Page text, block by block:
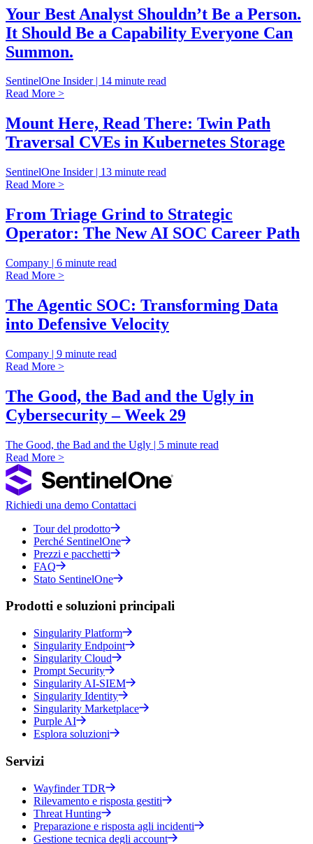
Your Best Analyst Shouldn’t Be a Person.
It Should Be a Capability Everyone Can
Summon.
SentinelOne Insider | 14 minute read
Read More >
Mount Here, Read There: Twin Path
Traversal CVEs in Kubernetes Storage
SentinelOne Insider | 13 minute read
Read More >
From Triage Grind to Strategic
Operator: The New AI SOC Career Path
Company | 6 minute read
Read More >
The Agentic SOC: Transforming Data
into Defensive Velocity
Company | 9 minute read
Read More >
The Good, the Bad and the Ugly in
Cybersecurity – Week 29
The Good, the Bad and the Ugly | 5 minute read
Read More >
Richiedi una demo Contattaci
Tour del prodotto
Perché SentinelOne
Prezzi e pacchetti
FAQ
Stato SentinelOne
Prodotti e soluzioni principali
Singularity Platform
Singularity Endpoint
Singularity Cloud
Prompt Security
Singularity AI-SIEM
Singularity Identity
Singularity Marketplace
Purple AI
Esplora soluzioni
Servizi
Wayfinder TDR
Rilevamento e risposta gestiti
Threat Hunting
Preparazione e risposta agli incidenti
Gestione tecnica degli account